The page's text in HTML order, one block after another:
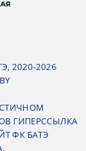
2020-2026
ГИПЕРССЫЛКА
ФК БАТЭ